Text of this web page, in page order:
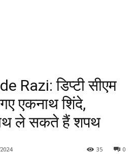
Razi: डिप्टी सीएम
एकनाथ शिंदे,
ले सकते हैं शपथ
0
35